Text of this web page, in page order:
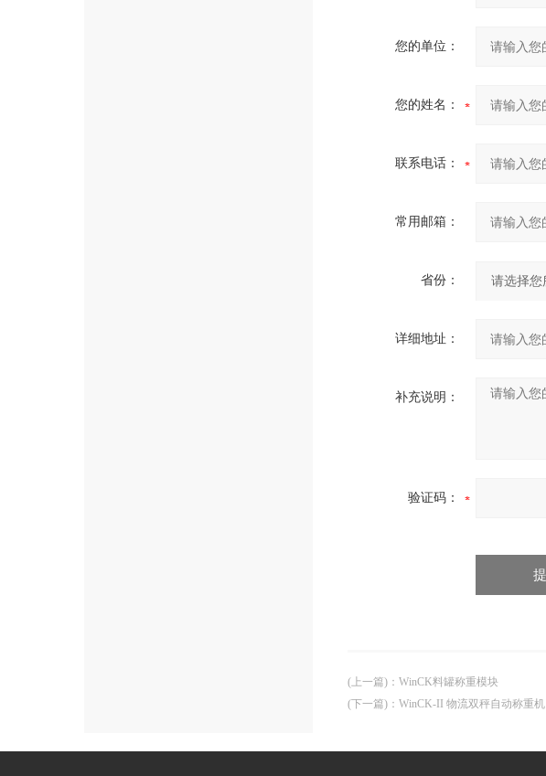
您的单位：
您的姓名：
联系电话：
常用邮箱：
省份：
详细地址：
补充说明：
验证码：
(上一篇) ： WinCK料罐称重模块
(下一篇) ： WinCK-II 物流双秤自动称重机